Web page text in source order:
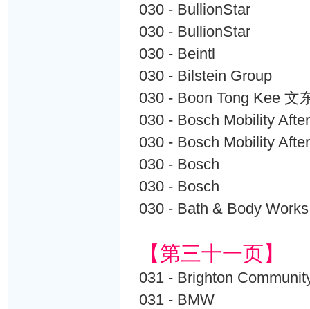
030 - BullionStar
030 - BullionStar
030 - Beintl
030 - Bilstein Group
030 - Boon Tong Kee 文
030 - Bosch Mobility
030 - Bosch Mobility
030 - Bosch
030 - Bosch
030 - Bath & Body Works
【第三十一页】
031 - Brighton
031 - BMW